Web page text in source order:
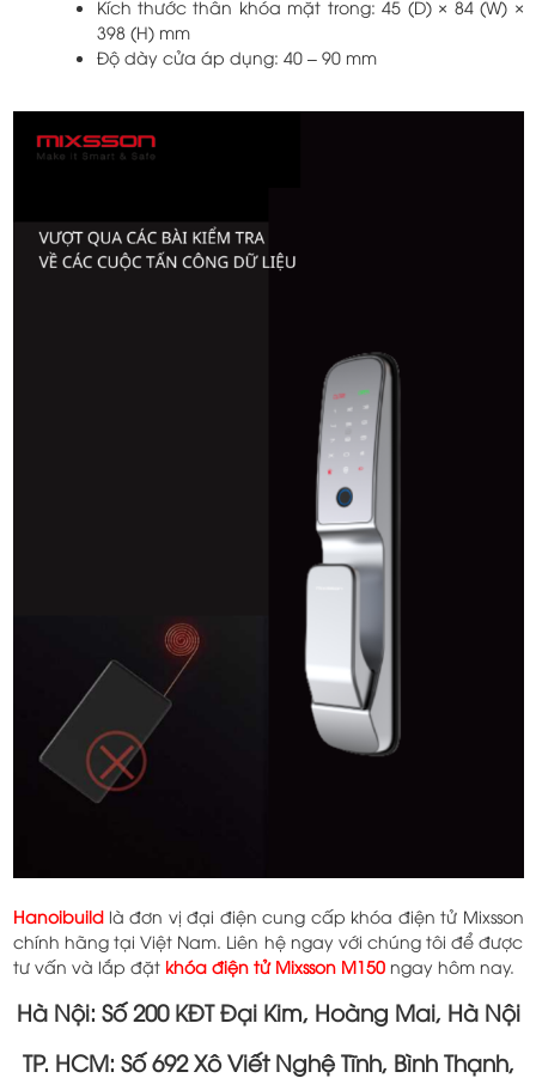
Kích thước thân khóa mặt trong: 45 (D) × 84 (W) ×
398 (H) mm
Độ dày cửa áp dụng: 40 – 90 mm
Hanoibuildlà đơn vị đại điện cung cấp khóa điện tử Mixsson
chính hãng tại Việt Nam. Liên hệ ngay với chúng tôi để được
tư vấn và lắp đặt khóa điện tử Mixsson M150ngay hôm nay.
Hà Nội: Số 200 KĐT Đại Kim, Hoàng Mai, Hà Nội
TP. HCM: Số 692 Xô Viết Nghệ Tĩnh, Bình Thạnh,